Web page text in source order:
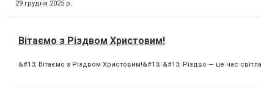
29 грудня 2025 р.
Вітаємо з Різдвом Христовим!
&#13; Вітаємо з Різдвом Христовим!&#13; &#13; Різдво — це час